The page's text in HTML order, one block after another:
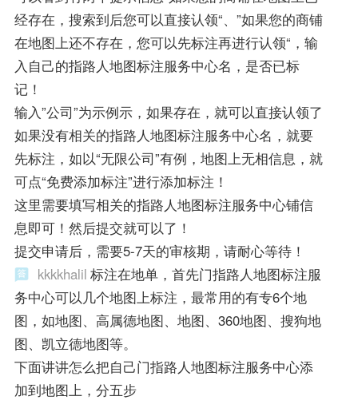
经存在，搜索到后您可以直接认领“、”如果您的商铺
在地图上还不存在，您可以先标注再进行认领“，输
入自己的指路人地图标注服务中心名，是否已标
记！
输入”公司”为示例示，如果存在，就可以直接认领了
如果没有相关的指路人地图标注服务中心名，就要
先标注，如以“无限公司”有例，地图上无相信息，就
可点“免费添加标注”进行添加标注！
这里需要填写相关的指路人地图标注服务中心铺信
息即可！然后提交就可以了！
提交申请后，需要5-7天的审核期，请耐心等待！
kkkkhalil 标注在地单，首先门指路人地图标注服
务中心可以几个地图上标注，最常用的有专6个地
图，如地图、高属德地图、地图、360地图、搜狗地
图、凯立德地图等。
下面讲讲怎么把自己门指路人地图标注服务中心添
加到地图上，分五步